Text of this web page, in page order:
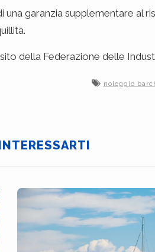
una garanzia supplementare
della Federazione delle
noleggio